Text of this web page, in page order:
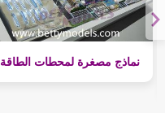
نماذج مصغرة لمحطات الطاقة